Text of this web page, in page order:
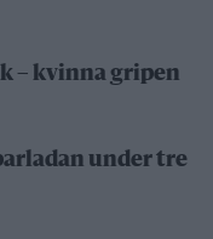
– kvinna gripen
under tre